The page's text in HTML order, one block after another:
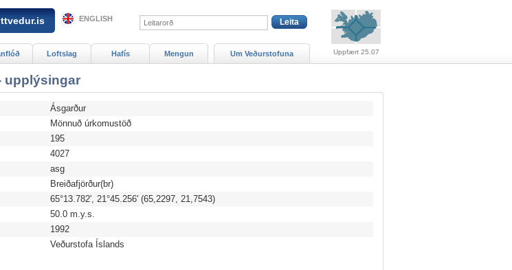
upplýsingar
Ásgarður
Mönnuð úrkomustöð
195
4027
asg
Breiðafjörður(br)
65°13.782', 21°45.256' (65,2297, 21,7543)
50.0 m.y.s.
1992
Veðurstofa Íslands
Loftslag Hafís Mengun Um Veðurstofuna Uppfært 25.07
ENGLISH